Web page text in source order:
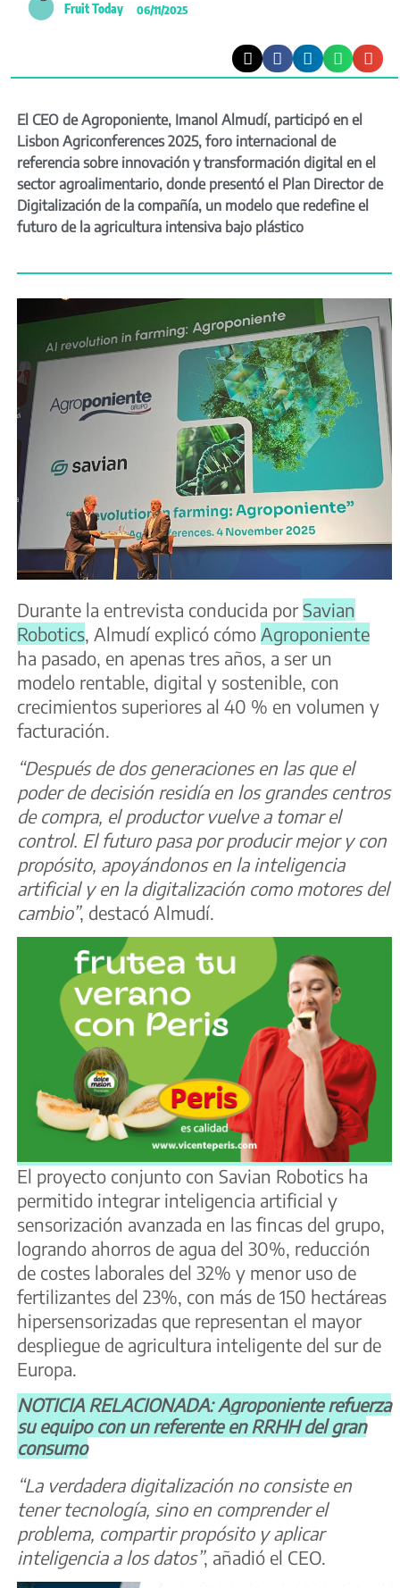
Fruit Today 06/11/2025
El CEO de Agroponiente, Imanol Almudí, participó en el
Lisbon Agriconferences 2025, foro internacional de
referencia sobre innovación y transformación digital en el
sector agroalimentario, donde presentó el Plan Director de
Digitalización de la compañía, un modelo que redefine el
futuro de la agricultura intensiva bajo plástico
Durante la entrevista conducida porSavian
Robotics, Almudí explicó cómo Agroponiente
ha pasado, en apenas tres años, a ser un
modelo rentable, digital y sostenible, con
crecimientos superiores al 40 % en volumen y
facturación.
“Después de dos generaciones en las que el
poder de decisión residía en los grandes centros
de compra, el productor vuelve a tomar el
control. El futuro pasa por producir mejor y con
propósito, apoyándonos en la inteligencia
artificial y en la digitalización como motores del
cambio”, destacó Almudí.
El proyecto conjunto con Savian Robotics ha
permitido integrar inteligencia artificial y
sensorización avanzada en las fincas del grupo,
logrando ahorros de agua del 30%, reducción
de costes laborales del 32% y menor uso de
fertilizantes del 23%, con más de 150 hectáreas
hipersensorizadas que representan el mayor
despliegue de agricultura inteligente del sur de
Europa.
NOTICIA RELACIONADA: Agroponiente refuerza
su equipo con un referente en RRHH del gran
consumo
“La verdadera digitalización no consiste en
tener tecnología, sino en comprender el
problema, compartir propósito y aplicar
inteligencia a los datos”, añadió el CEO.